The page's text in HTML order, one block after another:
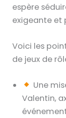
espère
exigeante et
Voici les
de jeux de
Une
Valentin,